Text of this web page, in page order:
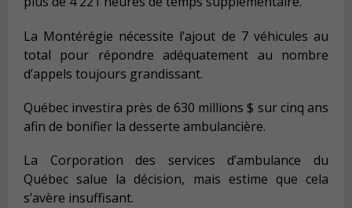
La Montérégie nécessite l’ajout de 7 véhicules au
total pour répondre adéquatement au nombre
d’appels toujours grandissant.
Québec investira près de 630 millions $ sur cinq ans
afin de bonifier la desserte ambulancière.
La Corporation des services d’ambulance du
Québec salue la décision, mais estime que cela
s’avère insuffisant.